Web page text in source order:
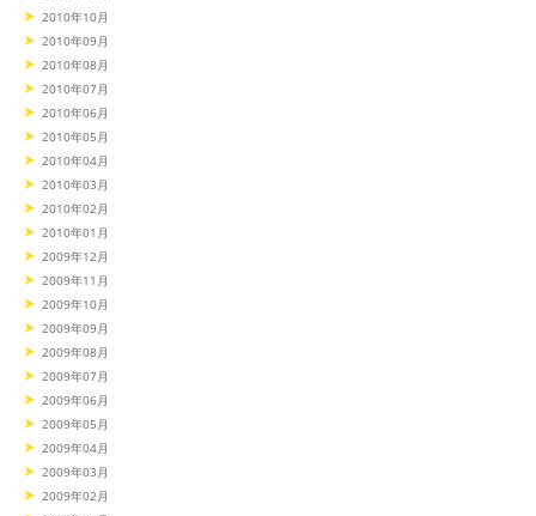
2010年10月
2010年09月
2010年08月
2010年07月
2010年06月
2010年05月
2010年04月
2010年03月
2010年02月
2010年01月
2009年12月
2009年11月
2009年10月
2009年09月
2009年08月
2009年07月
2009年06月
2009年05月
2009年04月
2009年03月
2009年02月